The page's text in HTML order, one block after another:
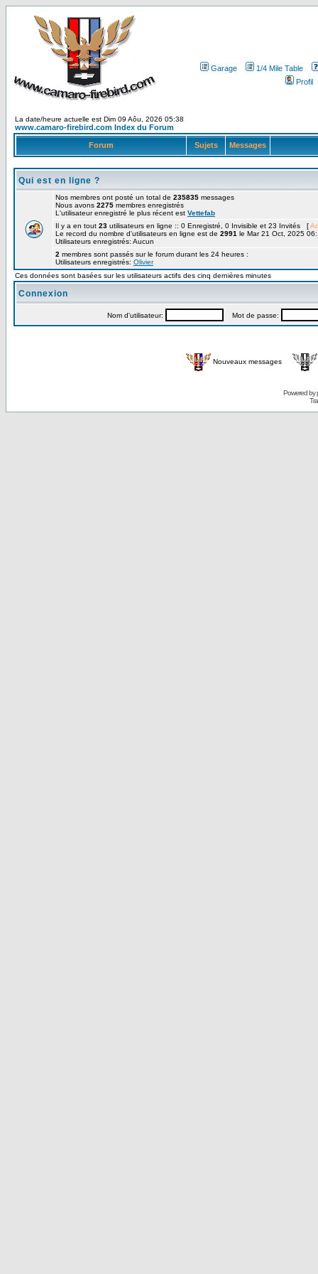
Garage
1/4 Mile Table
Profil
La date/heure actuelle est Dim 09 Aôu, 2026 05:38
www.camaro-firebird.com Index du Forum
Forum Sujets Messages
Qui est en ligne ?
Nos membres ont posté un total de 235835 messages
Nous avons 2275 membres enregistrés
L'utilisateur enregistré le plus récent est Vettefab
Il y a en tout 23 utilisateurs en ligne :: 0 Enregistré, 0 Invisible et 23 Invités [
Le record du nombre d'utilisateurs en ligne est de 2991 le Mar 21 Oct, 2025
Utilisateurs enregistrés: Aucun
2 membres sont passés sur le forum durant les 24 heures :
Utilisateurs enregistrés: Olivier
Ces données sont basées sur les utilisateurs actifs des cinq dernières minutes
Connexion
Nom d'utilisateur: Mot de passe:
Nouveaux messages
Powered by